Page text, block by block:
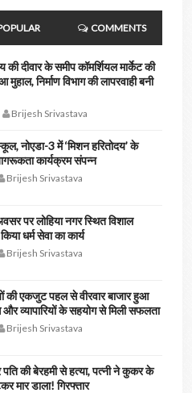
COMMENTS
दीवार के समीप कॉमर्शियल मार्केट की
निर्माण विभाग की लापरवाही बनी
Brijesh Srivastava
नोएडा-3 में ‘मिशन हरितोदय’ के
कार्यक्रम संपन्न
Brijesh Srivastava
पर लोहिया नगर स्थित विशाल
धर्म सेवा का कार्य
Brijesh Srivastava
की एकजुट पहल से वीरवार बाजार हुआ
और व्यापारियों के सहयोग से मिली सफलता
Brijesh Srivastava
की बेरहमी से हत्या, पत्नी ने कुकर के
मार डाला! गिरफ्तार